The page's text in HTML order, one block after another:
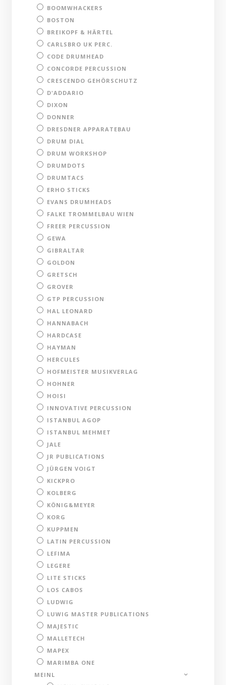
BOOMWHACKERS
BOSTON
BREIKOPF & HÄRTEL
CARLSBRO UK PERC.
CODE DRUMHEAD
CONCORDE PERCUSSION
CRESCENDO GEHÖRSCHUTZ
D'ADDARIO
DIXON
DONNER
DRESDNER APPARATEBAU
DRUM DIAL
DRUM WORKSHOP
DRUMDOTS
DRUMTACS
ERHO STICKS
EVANS DRUMHEADS
FALKE TROMMELBAU WIEN
FREER PERCUSSION
GEWA
GIBRALTAR
GOLDON
GRETSCH
GROVER
GTP PERCUSSION
HAL LEONARD
HANNABACH
HARDCASE
HAYMAN
HERCULES
HOFMEISTER MUSIKVERLAG
HOHNER
HOISI
INNOVATIVE PERCUSSION
ISTANBUL AGOP
ISTANBUL MEHMET
JALE
JR PUBLICATIONS
JÜRGEN VOIGT
KICKPRO
KOLBERG
KÖNIG&MEYER
KORG
KUPPMEN
LATIN PERCUSSION
LEFIMA
LEGERE
LITE STICKS
LOS CABOS
LUDWIG
LUWIG MASTER PUBLICATIONS
MAJESTIC
MALLETECH
MAPEX
MARIMBA ONE
MEINL